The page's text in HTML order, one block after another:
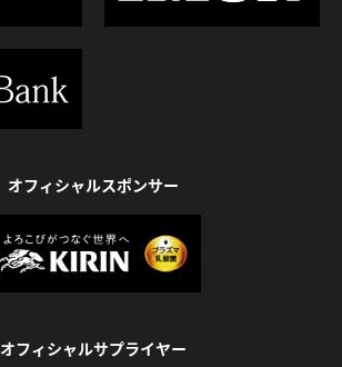
オフィシャルスポンサー
オフィシャルサプライヤー